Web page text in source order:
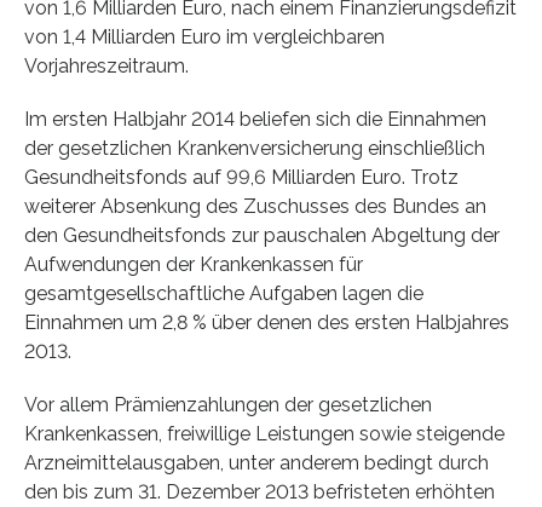
von 1,6 Milliarden Euro, nach einem Finanzierungsdefizit
von 1,4 Milliarden Euro im vergleichbaren
Vorjahreszeitraum.
Im ersten Halbjahr 2014 beliefen sich die Einnahmen
der gesetzlichen Krankenversicherung einschließlich
Gesundheitsfonds auf 99,6 Milliarden Euro. Trotz
weiterer Absenkung des Zuschusses des Bundes an
den Gesundheitsfonds zur pauschalen Abgeltung der
Aufwendungen der Krankenkassen für
gesamtgesellschaftliche Aufgaben lagen die
Einnahmen um 2,8 % über denen des ersten Halbjahres
2013.
Vor allem Prämienzahlungen der gesetzlichen
Krankenkassen, freiwillige Leistungen sowie steigende
Arzneimittelausgaben, unter anderem bedingt durch
den bis zum 31. Dezember 2013 befristeten erhöhten